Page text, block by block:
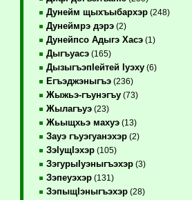
Дунейм щыхъыбархэр(248)
Дунеймрэ дэрэ(2)
Дунейпсо Адыгэ Хасэ(1)
Дыгъуасэ(165)
ДызыгъэпIейтей Iуэху(6)
Егъэджэныгъэ(236)
Жыжьэ-гъунэгъу(73)
Жылагъуэ(23)
Жьыщхьэ махуэ(13)
Зауэ гъуэгуанэхэр(2)
ЗэIущIэхэр(105)
ЗэгурыIуэныгъэхэр(3)
Зэпеуэхэр(131)
ЗэпыщIэныгъэхэр(28)